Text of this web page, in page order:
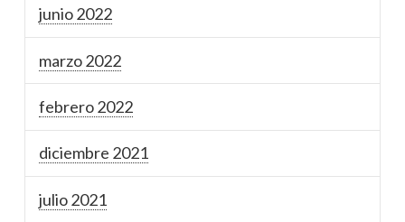
junio 2022
marzo 2022
febrero 2022
diciembre 2021
julio 2021